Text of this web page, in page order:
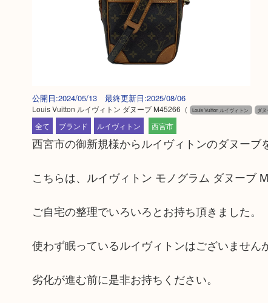
公開日:2024/05/13 最終更新日:2025/08/06
Louis Vuitton ルイヴィトン ダヌーブ M45266 （ Louis Vuitton ルイヴィトン ダヌ
全て
ブランド ルイヴィトン 西宮市
西宮市の御新規様からルイヴィトンのダヌーブ
こちらは、ルイヴィトン モノグラム ダヌーブ
ご自宅の整理でいろいろとお持ち頂きました。
使わず眠っているルイヴィトンはございません
劣化が進む前に是非お持ちください。